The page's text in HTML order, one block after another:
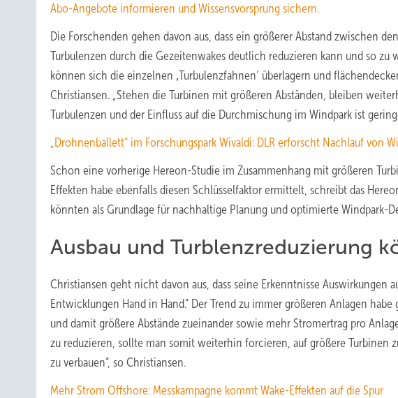
Abo-Angebote informieren und Wissensvorsprung sichern.
Die Forschenden gehen davon aus, dass ein größerer Abstand zwischen
Turbulenzen durch die Gezeitenwakes deutlich reduzieren kann und so
können sich die einzelnen ‚Turbulenzfahnen‘ überlagern und
Christiansen. „Stehen die Turbinen mit größeren Abständen, bleiben
Turbulenzen und der Einfluss auf die Durchmischung im Windpark ist
„Drohnenballett“ im Forschungspark Wivaldi: DLR erforscht Nachlauf von
Schon eine vorherige Hereon-Studie im Zusammenhang mit größeren
Effekten habe ebenfalls diesen Schlüsselfaktor ermittelt, schreibt das
könnten als Grundlage für nachhaltige Planung und optimierte Windpark-
Ausbau und Turblenzreduzierung
Christiansen geht nicht davon aus, dass seine Erkenntnisse Auswirkungen
Entwicklungen Hand in Hand.“ Der Trend zu immer größeren Anlagen
und damit größere Abstände zueinander sowie mehr Stromertrag pro
zu reduzieren, sollte man somit weiterhin forcieren, auf größere Turbinen
zu verbauen“, so Christiansen.
Mehr Strom Offshore: Messkampagne kommt Wake-Effekten auf die Spur